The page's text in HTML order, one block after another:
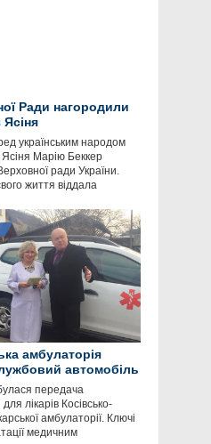
Ради нагородили
українським народом
Марію Беккер
ради України.
життя віддала
амбулаторія
автомобіль
передача
лікарів Косівсько-
амбулаторії. Ключі
медичним